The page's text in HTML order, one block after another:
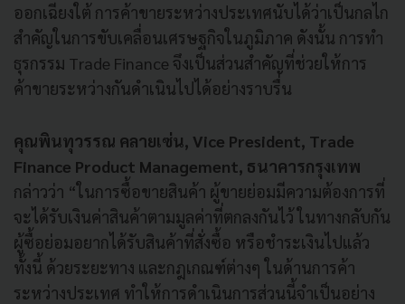
ออกเฉียงใต้ การค้าขายระหว่างประเทศนับได้ว่าเป็นกลไก
สำคัญในการขับเคลื่อนเศรษฐกิจในภูมิภาค ดังนั้น การทำ
ธุรกรรม Trade Finance จึงเป็นส่วนสำคัญที่ช่วยให้การ
ค้าขายระหว่างกันดำเนินไปได้อย่างราบรื่น
คุณพินทุวรรณ คลายเซ่น, Vice President, Trade
Finance Product Management, ธนาคารกรุงเทพ
กล่าวว่า “ในการซื้อขายสินค้า ผู้ขายย่อมมีความต้องการที่
จะได้รับเงินค่าสินค้าตามมูลค่าที่ตกลงกันไว้ ในทางกลับกัน
ผู้ซื้อย่อมอยากได้รับสินค้าที่สั่งซื้อ หรือชำระเงินไปแล้ว
ทั้งนี้ ด้วยระยะทาง และกฎเกณฑ์ต่างๆ ในด้านการค้า
ระหว่างประเทศ ทำให้การดำเนินการส่วนนี้จำเป็นอย่าง